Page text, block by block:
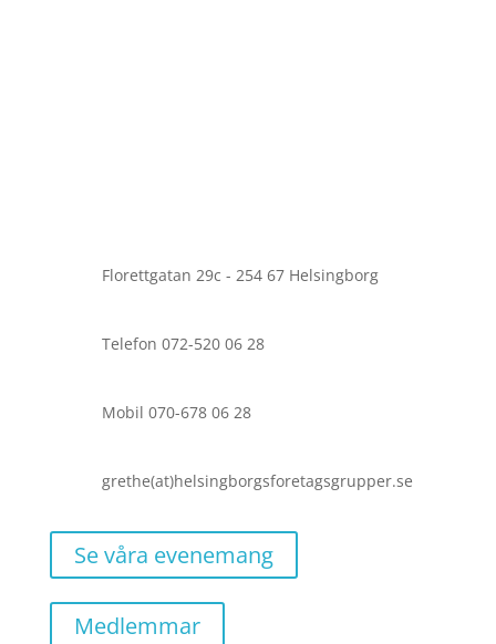
Florettgatan 29c - 254 67 Helsingborg
Telefon 072-520 06 28
Mobil 070-678 06 28
grethe(at)helsingborgsforetagsgrupper.se
Se våra evenemang
Medlemmar